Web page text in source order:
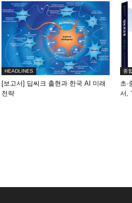
HEADLINES
[보고서] 딥씨크 출현과 한국 AI 미래
전략
종
초·
서,